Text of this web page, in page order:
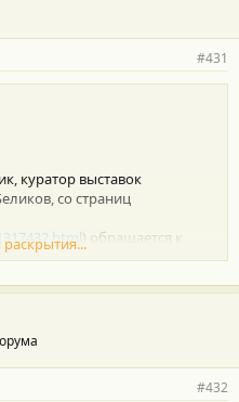
#431
куратор выставок
со страниц
) обращается к
финок НКВД" (не путать с
а кто нет, то пусть
сегодняшней Коллегии.
#432